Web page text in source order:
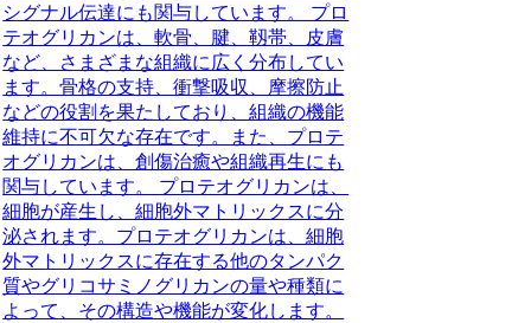
シグナル伝達にも関与しています。 プロ
テオグリカンは、軟骨、腱、靱帯、皮膚
など、さまざまな組織に広く分布してい
ます。骨格の支持、衝撃吸収、摩擦防止
などの役割を果たしており、組織の機能
維持に不可欠な存在です。また、プロテ
オグリカンは、創傷治癒や組織再生にも
関与しています。 プロテオグリカンは、
細胞が産生し、細胞外マトリックスに分
泌されます。プロテオグリカンは、細胞
外マトリックスに存在する他のタンパク
質やグリコサミノグリカンの量や種類に
よって、その構造や機能が変化します。